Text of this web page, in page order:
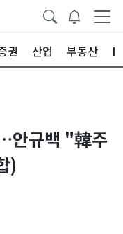
권 산업 부동산
안규백 "韓주
)